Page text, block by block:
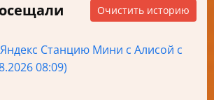
Очистить историю
Станцию Мини с Алисой с
08:09)